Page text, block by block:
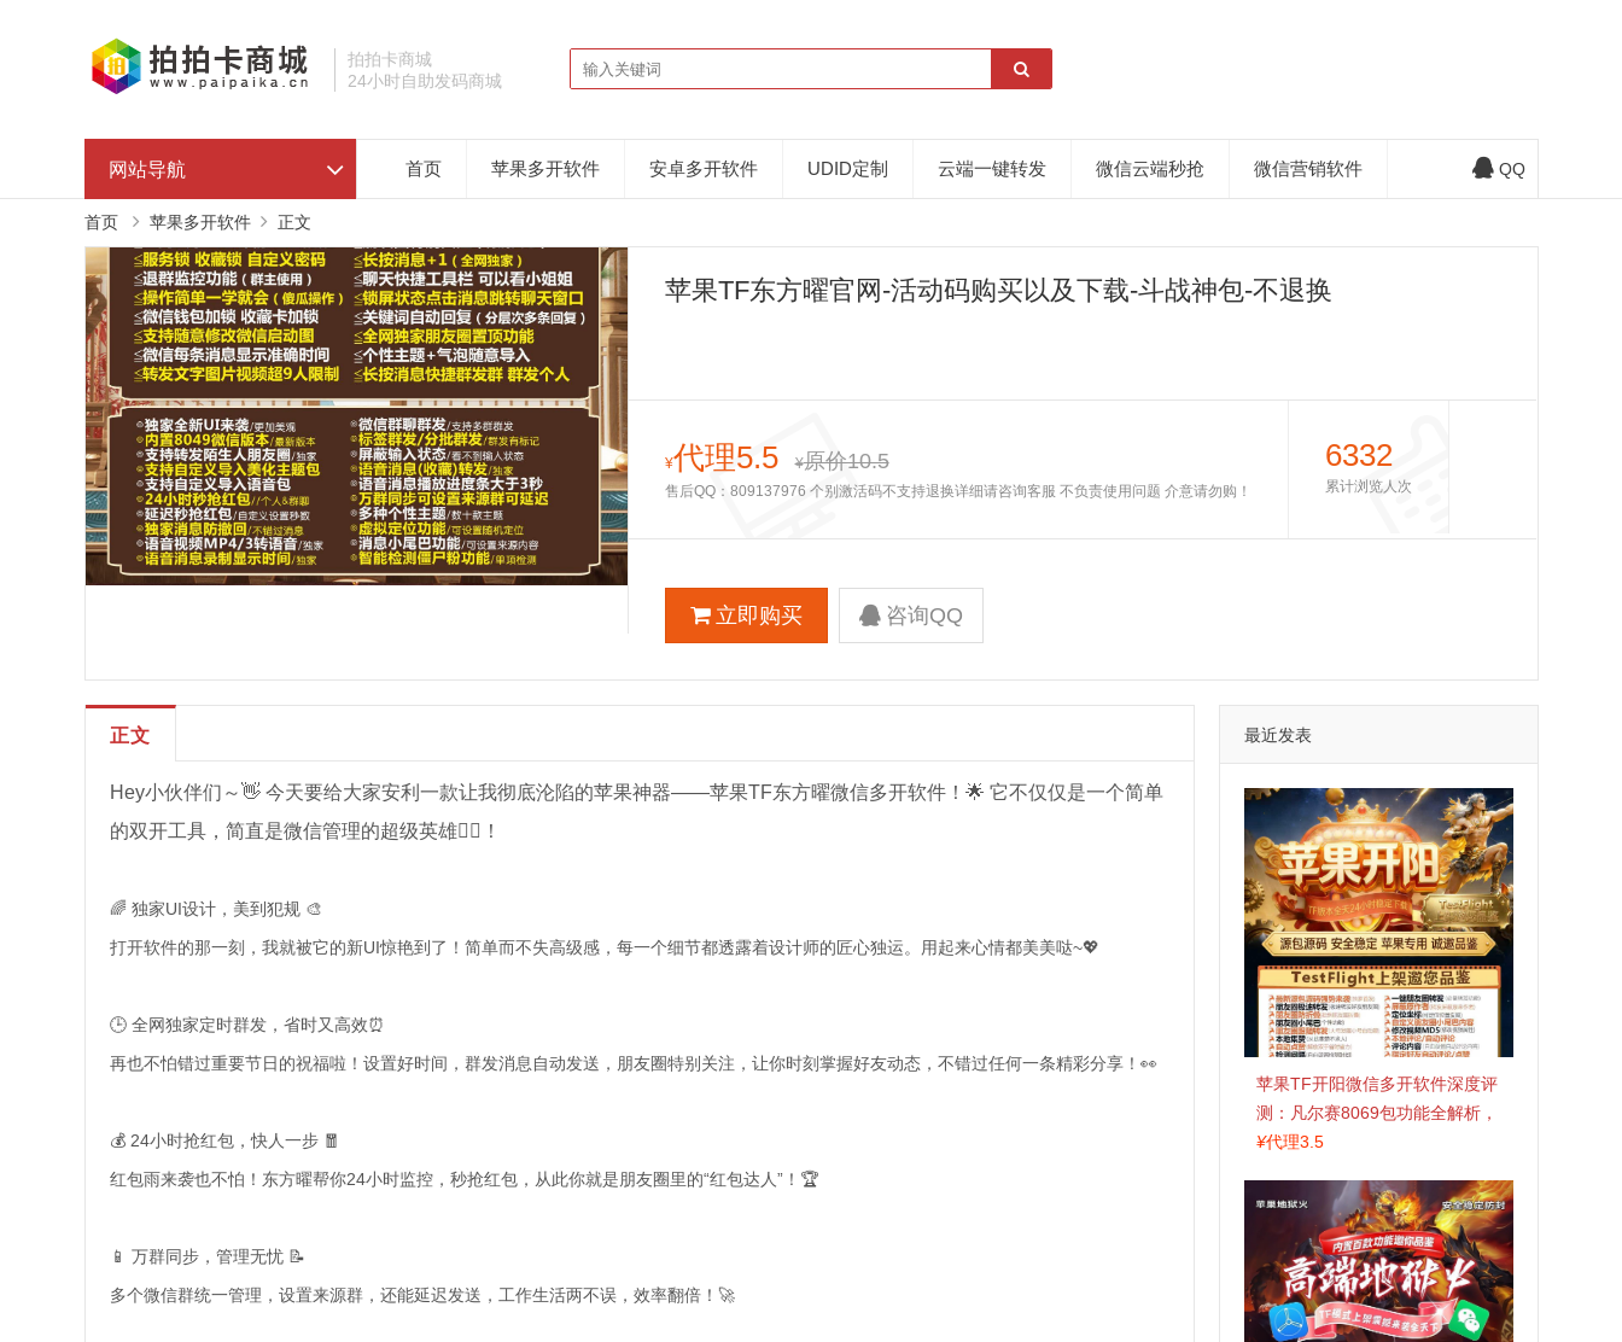
拍拍卡商城
24小时自助发码商城
网站导航 首页 苹果多开软件 安卓多开软件 UDID定制 云端一键转发 微信云端秒抢 微信营销软件 QQ
首页 苹果多开软件 正文
苹果TF东方曜官网-活动码购买以及下载-斗战神包-不退换
¥代理5.5 ¥原价10.5
售后QQ：809137976 个别激活码不支持退换详细请咨询客服 不负责使用问题 介意请勿购！
6332
累计浏览人次
立即购买 咨询QQ
正文
Hey小伙伴们～👋 今天要给大家安利一款让我彻底沦陷的苹果神器——苹果TF东方曜微信多开软件！🌟 它不仅仅是一个简单
的双开工具，简直是微信管理的超级英雄🦸‍♀️！
🌈 独家UI设计，美到犯规 🎨
打开软件的那一刻，我就被它的新UI惊艳到了！简单而不失高级感，每一个细节都透露着设计师的匠心独运。用起来心情都美美哒~💖
🕒 全网独家定时群发，省时又高效⏰
再也不怕错过重要节日的祝福啦！设置好时间，群发消息自动发送，朋友圈特别关注，让你时刻掌握好友动态，不错过任何一条精彩分享！👀
💰 24小时抢红包，快人一步 🧧
红包雨来袭也不怕！东方曜帮你24小时监控，秒抢红包，从此你就是朋友圈里的“红包达人”！🏆
📱 万群同步，管理无忧 📝
多个微信群统一管理，设置来源群，还能延迟发送，工作生活两不误，效率翻倍！🚀
最近发表
苹果TF开阳微信多开软件深度评
测：凡尔赛8069包功能全解析，
TestFlight稳定版上架，激活认准
¥代理3.5